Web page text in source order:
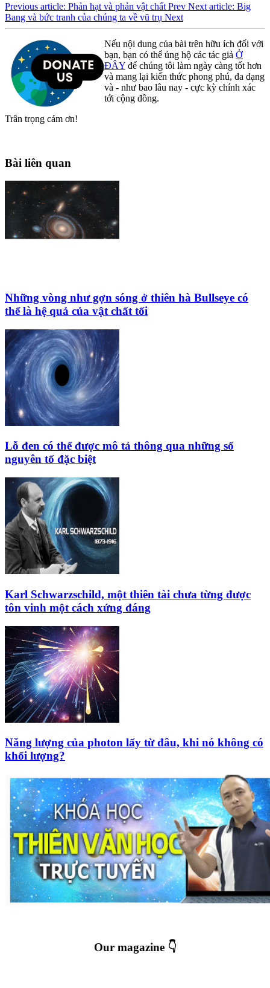
Previous article: Phản hạt và phản vật chất Prev Next article: Big
Bang và bức tranh của chúng ta về vũ trụ Next
Nếu nội dung của bài trên hữu ích đối với
bạn, bạn có thể ủng hộ các tác giả Ở
ĐÂY để chúng tôi làm ngày càng tốt hơn
và mang lại kiến thức phong phú, đa dạng
và - như bao lâu nay - cực kỳ chính xác
tới cộng đồng.
Trân trọng cám ơn!
Bài liên quan
Những vòng như gợn sóng ở thiên hà Bullseye có
thể là hệ quả của vật chất tối
Lỗ đen có thể được mô tả thông qua những số
nguyên tố đặc biệt
Karl Schwarzschild, một thiên tài chưa từng được
tôn vinh một cách xứng đáng
Năng lượng của photon lấy từ đâu, khi nó không có
khối lượng?
Our magazine 👇